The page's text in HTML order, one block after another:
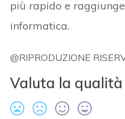
più rapido e
informatica.
@RIPRODUZIONE
Valuta la